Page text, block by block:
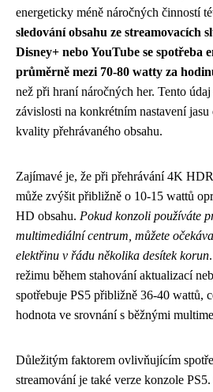
energeticky méně náročných činností
sledování obsahu ze streamovacích
Disney+ nebo YouTube se spotřeba
průměrně mezi 70-80 watty za
než při hraní náročných her. Tento
závislosti na konkrétním nastavení
kvality přehrávaného obsahu.
Zajímavé je, že při přehrávání 4K HDR
může zvýšit přibližně o 10-15 wattů
HD obsahu. Pokud konzoli používáte
multimediální centrum, můžete
elektřinu v řádu několika desítek korun
režimu během stahování aktualizací
spotřebuje PS5 přibližně 36-40 wattů,
hodnota ve srovnání s běžnými
Důležitým faktorem ovlivňujícím
streamování je také verze konzole PS5.